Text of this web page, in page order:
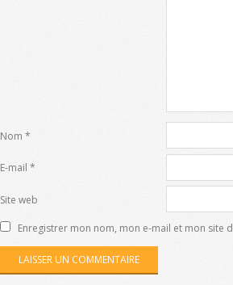
Nom *
E-mail *
Site web
Enregistrer mon nom, mon e-mail et mon site